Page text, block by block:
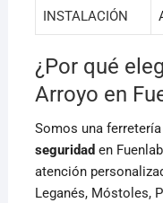
INSTALACIÓN
¿Por qué
Arroyo en
Somos una
seguridad en
atención
Leganés, Móstoles,